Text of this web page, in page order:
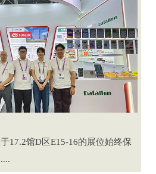
17.2馆D区E15-16的展位始终保